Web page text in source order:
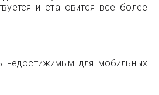
и становится всё более
недостижимым для мобильных